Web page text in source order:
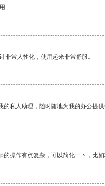
非常人性化，使用起来非常舒服。
的私人助理，随时随地为我的办公提
的操作有点复杂，可以简化一下，比如